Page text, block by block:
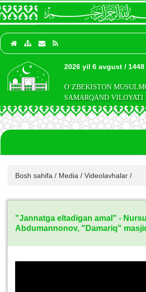
2026 yil 6 avgust /
O‘ZBEKISTON
SAMARQAND
Bosh sahifa / Media / Videolavhalar /
"Jannatga eltadigan amal" -
Abdumannonov, "Damariq"